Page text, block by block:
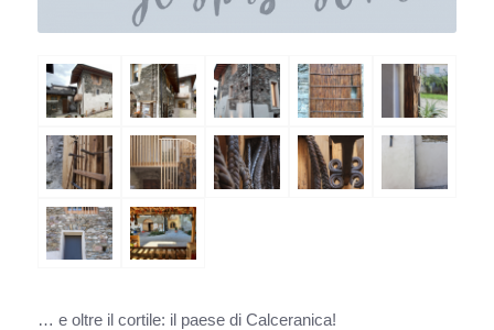
… e oltre il cortile: il paese di Calceranica!